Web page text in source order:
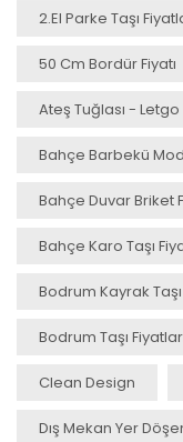
2.el Parke Taşı
50 Cm Bordür Fiyatı
Ateş Tuğlası - Letgo
Bahçe Barbekü
Bahçe Duvar Briket
Bahçe Karo Taşı
Bodrum Kayrak Taşı
Bodrum Taşı
Clean Design
Dış Mekan Yer